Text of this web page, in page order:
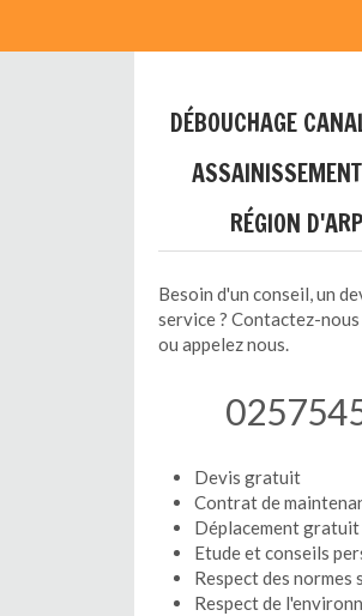
DÉBOUCHAGE
RÉGION
Besoin d'un conseil, un
service ? Contactez-
ou appelez nous.
Devis gratuit
Contrat de
Déplacement gratuit
Etude et conseils
Respect des normes
Respect de